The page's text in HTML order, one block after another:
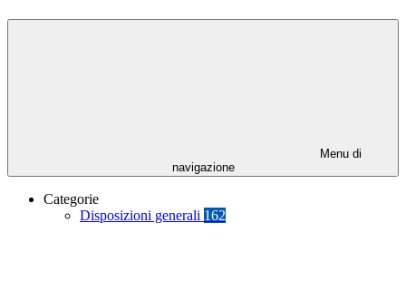
Menu di
navigazione
Categorie
Disposizioni generali 162